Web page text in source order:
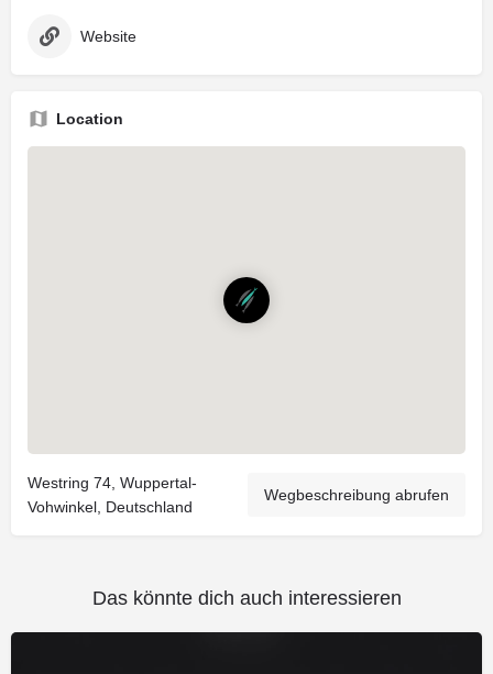
Website
Location
Westring 74, Wuppertal-
Vohwinkel, Deutschland
Wegbeschreibung abrufen
Das könnte dich auch interessieren